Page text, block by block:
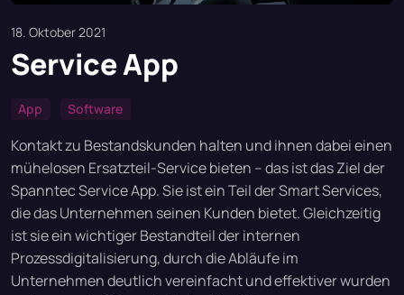
18. Oktober 2021
Service App
App Software
Kontakt zu Bestandskunden halten und ihnen dabei einen
mühelosen Ersatzteil-Service bieten – das ist das Ziel der
Spanntec Service App. Sie ist ein Teil der Smart Services,
die das Unternehmen seinen Kunden bietet. Gleichzeitig
ist sie ein wichtiger Bestandteil der internen
Prozessdigitalisierung, durch die Abläufe im
Unternehmen deutlich vereinfacht und effektiver wurden